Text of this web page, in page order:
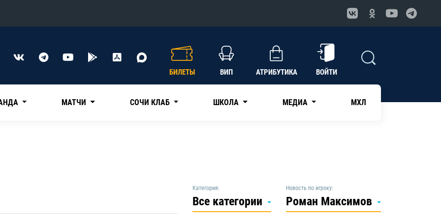
Конференция «Восток»
КХЛ
БИЛЕТЫ ВИП АТРИБУТИКА ВОЙТИ
МАТЧИ СОЧИ КЛАБ ШКОЛА МЕДИА МХЛ
Категория:
Все категории
Новость по игроку:
Роман Максимов